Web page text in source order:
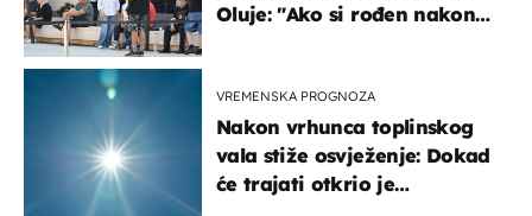
Oluje: "Ako si rođen nakon
VREMENSKA PROGNOZA
Nakon vrhunca toplinskog
vala stiže osvježenje: Dokad
će trajati otkrio je